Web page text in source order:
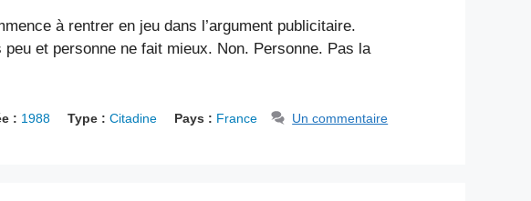
à rentrer en jeu dans l’argument publicitaire.
et personne ne fait mieux. Non. Personne. Pas la
: 1988 Type : Citadine Pays : France Un commentaire